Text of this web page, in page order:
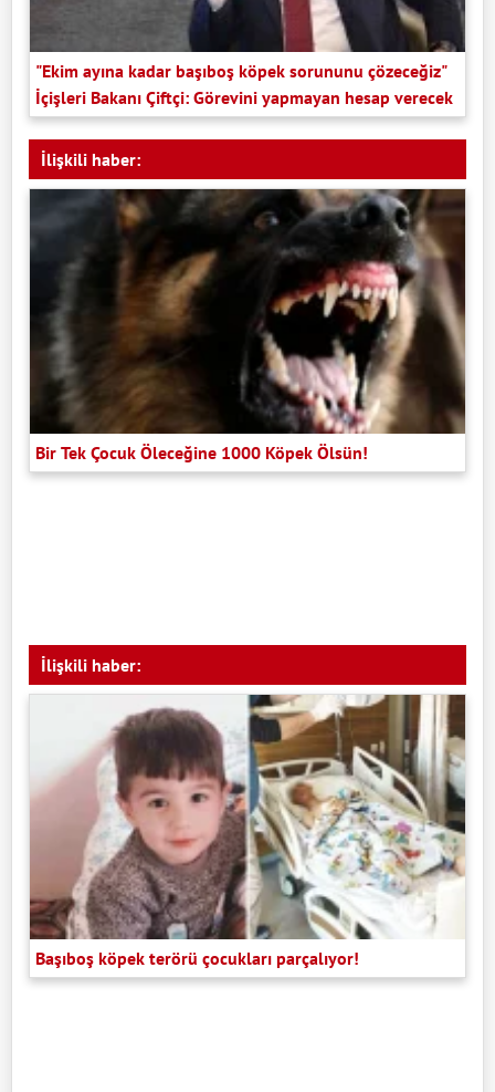
"Ekim ayına kadar başıboş köpek sorununu çözeceğiz"
İçişleri Bakanı Çiftçi: Görevini yapmayan hesap verecek
İlişkili haber:
Bir Tek Çocuk Öleceğine 1000 Köpek Ölsün!
İlişkili haber:
Başıboş köpek terörü çocukları parçalıyor!